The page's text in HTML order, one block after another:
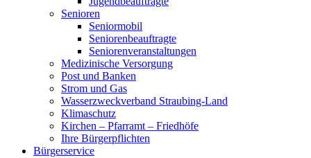
Senioren
Seniormobil
Seniorenbeauftragte
Seniorenveranstaltungen
Medizinische Versorgung
Post und Banken
Strom und Gas
Wasserzweckverband Straubing-Land
Klimaschutz
Kirchen – Pfarramt – Friedhöfe
Ihre Bürgerpflichten
Bürgerservice